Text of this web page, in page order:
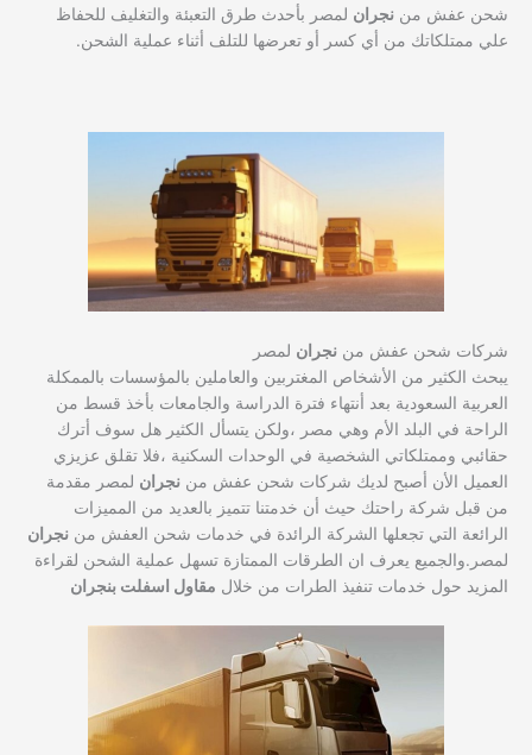
شحن عفش من نجران لمصر بأحدث طرق التعبئة والتغليف للحفاظ
علي ممتلكاتك من أي كسر أو تعرضها للتلف أثناء عملية الشحن.
شركات شحن عفش من نجران لمصر
يبحث الكثير من الأشخاص المغتربين والعاملين بالمؤسسات بالممكلة
العربية السعودية بعد أنتهاء فترة الدراسة والجامعات بأخذ قسط من
الراحة في البلد الأم وهي مصر ،ولكن يتسأل الكثير هل سوف أترك
حقائبي وممتلكاتي الشخصية في الوحدات السكنية ،فلا تقلق عزيزي
العميل الأن أصبح لديك شركات شحن عفش من نجران لمصر مقدمة
من قبل شركة راحتك حيث أن خدمتنا تتميز بالعديد من المميزات
الرائعة التي تجعلها الشركة الرائدة في خدمات شحن العفش من نجران
لمصر.والجميع يعرف ان الطرقات الممتازة تسهل عملية الشحن لقراءة
المزيد حول خدمات تنفيذ الطرات من خلال مقاول اسفلت بنجران